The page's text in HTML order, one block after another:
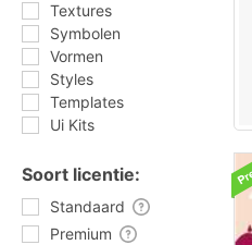
Textures
Symbolen
Vormen
Styles
Templates
Ui Kits
Soort licentie:
Standaard
Premium